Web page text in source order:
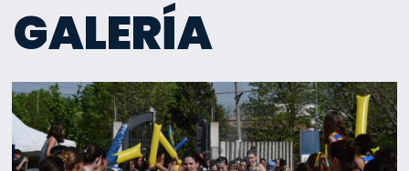
GALERÍA